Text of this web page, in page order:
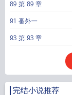
89 第 89 章
91 番外一
93 第 93 章
完结小说推荐